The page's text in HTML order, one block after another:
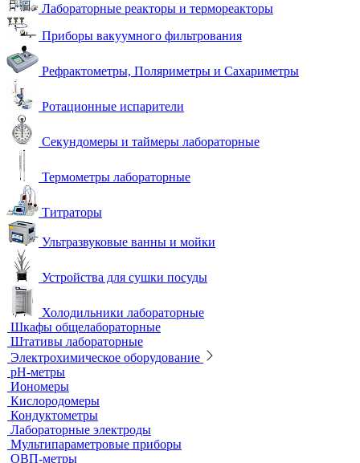
Лабораторные реакторы и термореакторы
Приборы вакуумного фильтрования
Рефрактометры, Поляриметры и Сахариметры
Ротационные испарители
Секундомеры и таймеры лабораторные
Термометры лабораторные
Титраторы
Ультразвуковые ванны и мойки
Устройства для сушки посуды
Холодильники лабораторные
Шкафы общелабораторные
Штативы лабораторные
Электрохимическое оборудование
pH-метры